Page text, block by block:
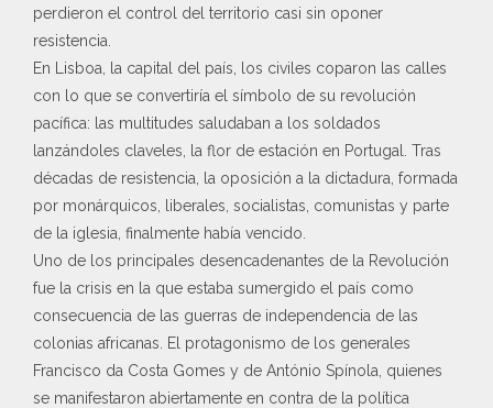
perdieron el control del territorio casi sin oponer
resistencia.
En Lisboa, la capital del país, los civiles coparon las calles
con lo que se convertiría el símbolo de su revolución
pacífica: las multitudes saludaban a los soldados
lanzándoles claveles, la flor de estación en Portugal. Tras
décadas de resistencia, la oposición a la dictadura, formada
por monárquicos, liberales, socialistas, comunistas y parte
de la iglesia, finalmente había vencido.
Uno de los principales desencadenantes de la Revolución
fue la crisis en la que estaba sumergido el país como
consecuencia de las guerras de independencia de las
colonias africanas. El protagonismo de los generales
Francisco da Costa Gomes y de António Spínola, quienes
se manifestaron abiertamente en contra de la política